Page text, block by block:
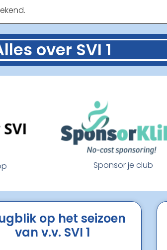
over SVI 1
Sponsor je club
op het seizoen
van v.v. SVI 1